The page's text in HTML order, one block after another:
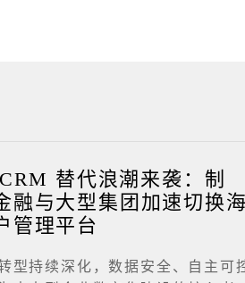
替代浪潮来袭：制
融与大型集团加速切换海
管理平台
型持续深化，数据安全、自主可